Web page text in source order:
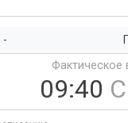
-
Фактическое
09:40